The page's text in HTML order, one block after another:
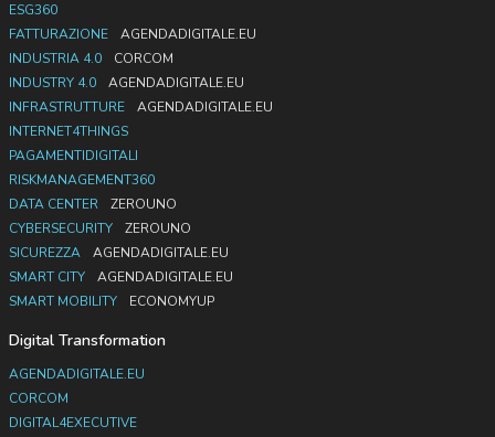
ESG360
FATTURAZIONE
AGENDADIGITALE.EU
INDUSTRIA 4.0
CORCOM
INDUSTRY 4.0
AGENDADIGITALE.EU
INFRASTRUTTURE
AGENDADIGITALE.EU
INTERNET4THINGS
PAGAMENTIDIGITALI
RISKMANAGEMENT360
DATA CENTER
ZEROUNO
CYBERSECURITY
ZEROUNO
SICUREZZA
AGENDADIGITALE.EU
SMART CITY
AGENDADIGITALE.EU
SMART MOBILITY
ECONOMYUP
Digital Transformation
AGENDADIGITALE.EU
CORCOM
DIGITAL4EXECUTIVE